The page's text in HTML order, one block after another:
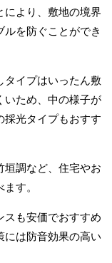
により、敷地の境界
を防ぐことができ
タイプはいったん敷
いため、中の様子が
採光タイプもおすす
垣調など、住宅やお
す。
スも安価でおすすめ
には防音効果の高い